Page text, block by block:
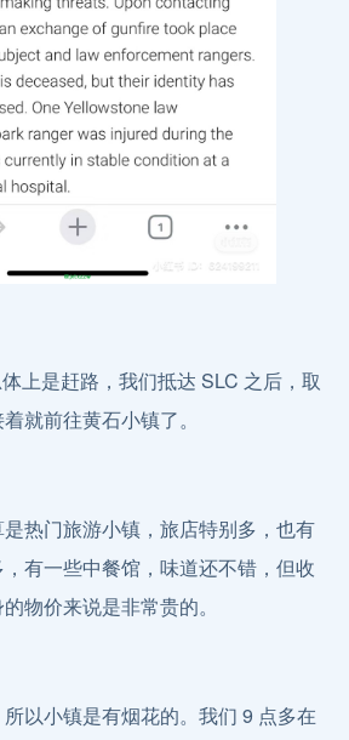
上是赶路，我们抵达 SLC 之后，取
就前往黄石小镇了。
热门旅游小镇，旅店特别多，也有
有一些中餐馆，味道还不错，但收
物价来说是非常贵的。
以小镇是有烟花的。我们 9 点多在